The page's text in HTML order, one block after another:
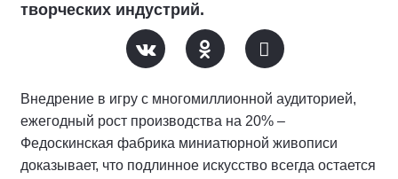
творческих индустрий.
Внедрение в игру с многомиллионной аудиторией,
ежегодный рост производства на 20% –
Федоскинская фабрика миниатюрной живописи
доказывает, что подлинное искусство всегда остается